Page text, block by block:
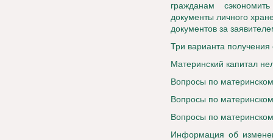
гражданам
документы личного
документов за
Три варианта
Материнский капитал
Вопросы по
Вопросы по
Вопросы по
Информация об